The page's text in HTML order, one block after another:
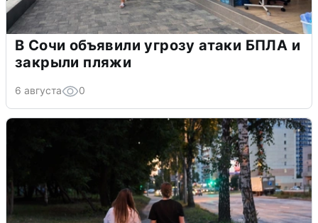
В Сочи объявили угрозу атаки БПЛА и
закрыли пляжи
6 августа 0